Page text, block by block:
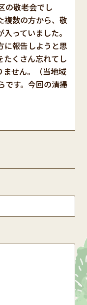
の敬老会でし
複数の方から、敬
っていました。
に報告しようと思
たくさん忘れてし
ません。（当地域
です。今回の清掃